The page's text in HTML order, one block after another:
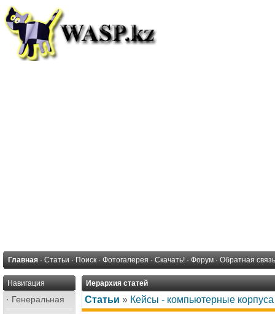
Главная · Статьи · Поиск · Фотогалерея · Скачать! · Форум · Обратная связь
Навигация
· Генеральная
Иерархия статей
Статьи » Кейсы - компьютерные корпуса